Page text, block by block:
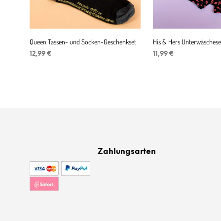
Queen Tassen- und Socken-Geschenkset
12,99 €
His & Hers
11,99 €
Zahlungsarten